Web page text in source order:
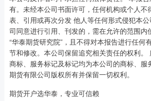
有。未经本公司书面许可，任何机构或个人不
表、引用或再次分发 他人等任何形式侵犯本
司同意进行引用、刊发的，需在允许的范围内
“华泰期货研究院”，且不得对本报告进行任何
节和修改。本公司保留追究相关责任的权利。
商标、服务标记及标记均为本公司的商标、服
期货有限公司版权所有并保留一切权利。
期货开户选华泰，专业可信赖